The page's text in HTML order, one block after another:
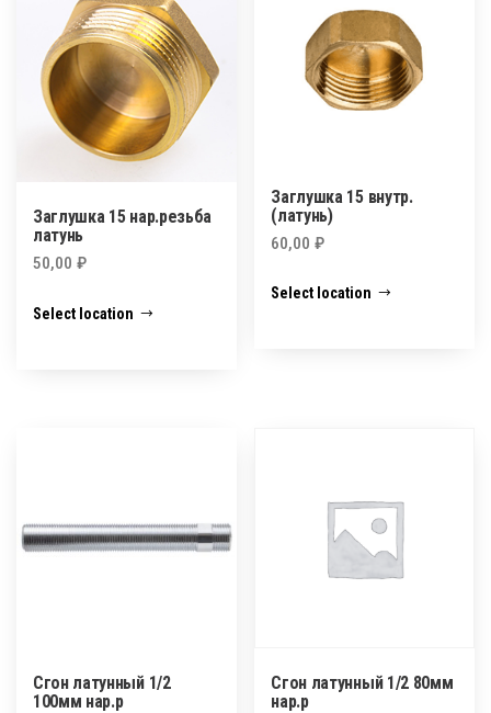
Заглушка 15 нар.резьба
латунь
50,00 ₽
Select location
Заглушка 15 внутр.
(латунь)
60,00₽
Select location
Сгон латунный 1/2
100мм нар.р
Сгон латунный 1/2 80мм
нар.р